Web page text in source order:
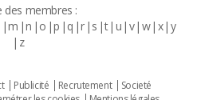
des membres :
m n o p q r s t u v w x y
z
Publicité Recrutement
Societé